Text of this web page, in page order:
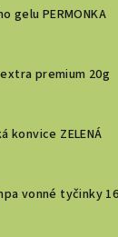
gelu PERMONKA
premium 20g
konvice ZELENÁ
vonné tyčinky